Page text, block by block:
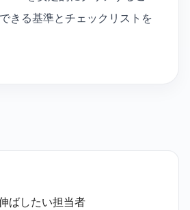
きる基準とチェックリストを
ばしたい担当者